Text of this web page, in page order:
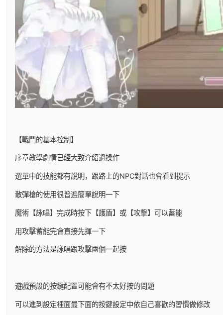
【戰鬥的基本控制】
序章教學劇情已經大致介紹過操作
選單中的技能都有說明，跟路上的NPC對話也會看到提示
散彈槍的使用很普遍簡單說明一下
魔術【詠唱】完成時按下【護盾】或【攻擊】可以蓄能
用攻擊蓄能完會直接先揮一下
解除的方法是詠唱跟攻擊兩個一起按
遊戲預設的按鍵配置可能會有不太好按的問題
可以進到設定裡面最下面的按鍵設定中依自己喜歡的習慣做修改